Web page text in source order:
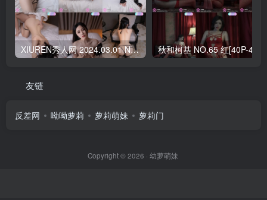
XIUREN秀人网 2024.03.01 NO.8166 鱼子酱Fish[79+1P／703MB]
友链
反差网 呦呦萝莉 萝莉萌妹 萝莉门
Copyright © 2026 · 幼萝萌妹